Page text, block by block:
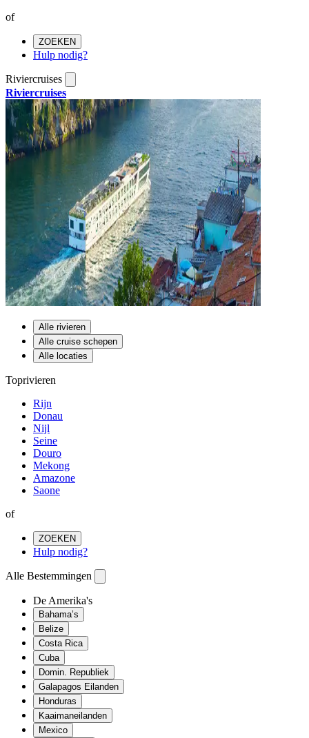
of
ZOEKEN
Hulp nodig?
Riviercruises
Riviercruises
Alle rivieren
Alle cruise schepen
Alle locaties
Toprivieren
Rijn
Donau
Nijl
Seine
Douro
Mekong
Amazone
Saone
of
ZOEKEN
Hulp nodig?
Alle Bestemmingen
De Amerika's
Bahama’s
Belize
Costa Rica
Cuba
Domin. Republiek
Galapagos Eilanden
Honduras
Kaaimaneilanden
Mexico